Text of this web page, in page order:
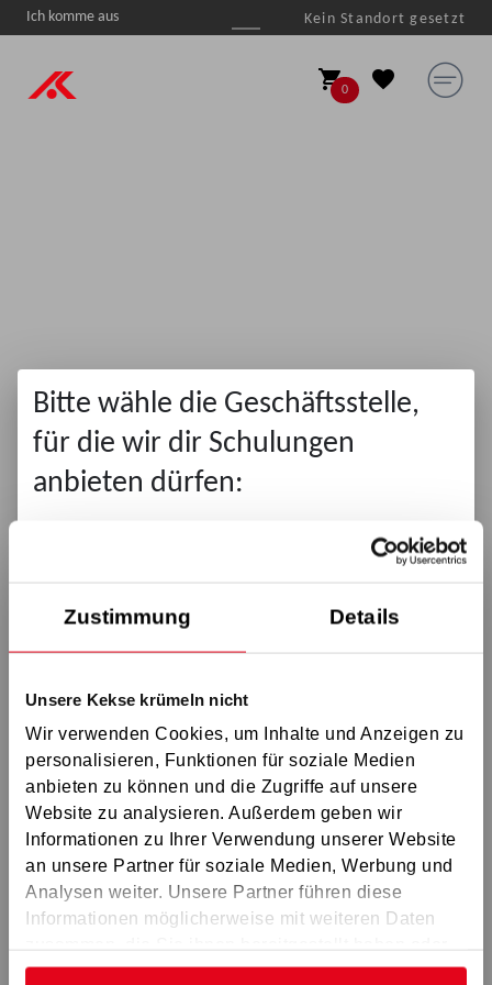
Zustimmung Details
Unsere Kekse krümeln nicht
Wir verwenden Cookies, um Inhalte und Anzeigen zu
personalisieren, Funktionen für soziale Medien
anbieten zu können und die Zugriffe auf unsere
Website zu analysieren. Außerdem geben wir
Informationen zu Ihrer Verwendung unserer Website
an unsere Partner für soziale Medien, Werbung und
Analysen weiter. Unsere Partner führen diese
Informationen möglicherweise mit weiteren Daten
die sie im Rahmen Ihrer Nutzung der Dienste
Ich komme aus Kein Standort gesetzt
0
shopping_cart favorite 
Bitte wähle die Geschäftsstelle,
für die wir dir Schulungen
anbieten dürfen:
GS Schweinfurt
GS Würzburg
GS Bamberg
GS Erlangen
GS Nürnberg
GS Westmittelfranken
GS Amberg
GS Regensburg
GS Ingolstadt
GS Schwabach